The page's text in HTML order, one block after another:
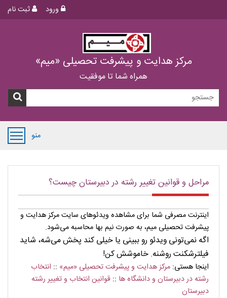
ثبت نام ورود
مرکز هدایت و پیشرفت تحصیلی «میم»
همراه شما تا موفقیت
منو
مراحل و قوانین تغییر رشته در دبیرستان چیست؟
اینترنت مصرفی شما برای مشاهده ویدئوهای سایت مرکز هدایت و
پیشرفت تحصیلی میم، به صورت نیم بها محاسبه می‌شود.
اگه نمی‌تونی ویدئو رو ببینی یا خیلی کند پخش می‌شه، شاید
فیلترشکنت روشنه. خاموشش کن!
اینجا هستی: مرکز هدایت و پیشرفت تحصیلی «میم» :: انتخاب
رشته در دبیرستان و دانشگاه ها :: قوانین انتخاب و تغییر رشته
دبیرستان